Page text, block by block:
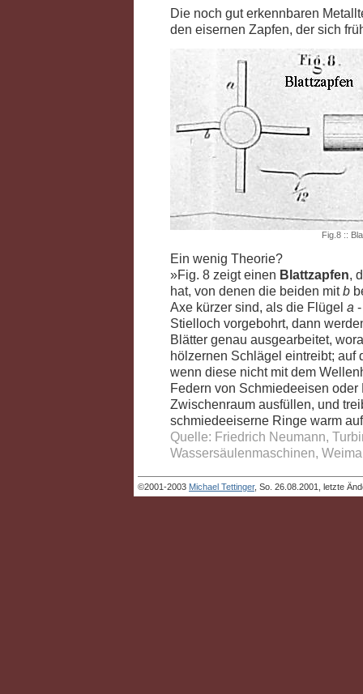
Die noch gut erkennbaren
den eisernen Zapfen, der sich
Fig.8 ::
Ein wenig Theorie?
»Fig. 8 zeigt einen Blattzapfen,
hat, von denen die beiden mitb
Axe kürzer sind, als die Flügel a
Stielloch vorgebohrt, dann
Blätter genau ausgearbeitet,
hölzernen Schlägel eintreibt; auf
wenn diese nicht mit dem
Federn von Schmiedeeisen
Zwischenraum ausfüllen, und
schmiedeeiserne Ringe warm
Quelle: Friedrich Neumann,
Wassersäulenmaschinen,
©2001-2003 Michael Tettinger, So. 26.08.2001, letzte